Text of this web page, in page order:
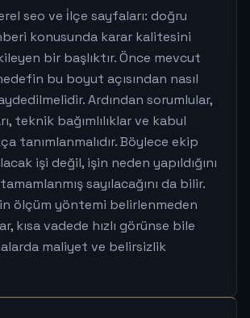
seo ve i̇lçe sayfaları: doğru
konusunda karar kalitesini
bir başlıktır. Önce mevcut
bu boyut açısından nasıl
Ardından sorumlular,
teknik bağımlılıklar ve kabul
tanımlanmalıdır. Böylece ekip
işi değil, işin neden yapıldığını
sayılacağını da bilir.
ölçüm yöntemi belirlenmeden
kısa vadede hızlı görünse bile
maliyet ve belirsizlik